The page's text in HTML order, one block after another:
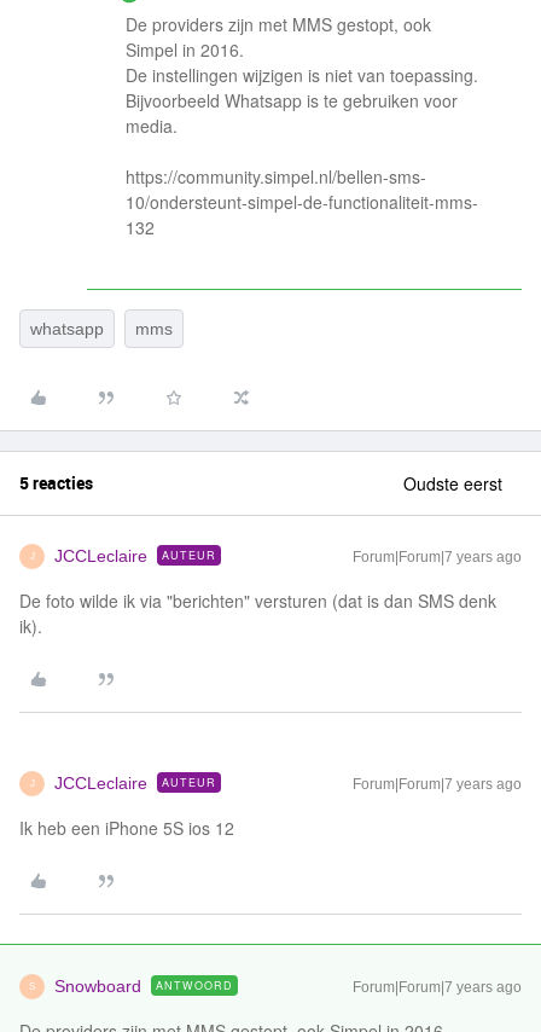
De providers zijn met MMS gestopt, ook
Simpel in 2016.
De instellingen wijzigen is niet van toepassing.
Bijvoorbeeld Whatsapp is te gebruiken voor
media.
https://community.simpel.nl/bellen-sms-
10/ondersteunt-simpel-de-functionaliteit-mms-
132
whatsapp mms
5 reacties Oudste eerst
J JCCLeclaire AUTEUR Forum|Forum|7 years ago
De foto wilde ik via "berichten" versturen (dat is dan SMS denk
ik).
J JCCLeclaire AUTEUR Forum|Forum|7 years ago
Ik heb een iPhone 5S ios 12
S Snowboard ANTWOORD Forum|Forum|7 years ago